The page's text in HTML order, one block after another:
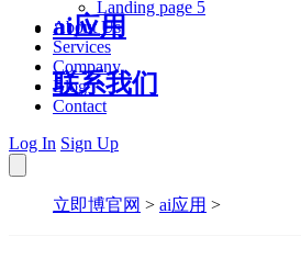
ai应用
联系我们
Landing page 5
About Us
Services
Company
Blog
Contact
Log In Sign Up
立即博官网 > ai应用 >